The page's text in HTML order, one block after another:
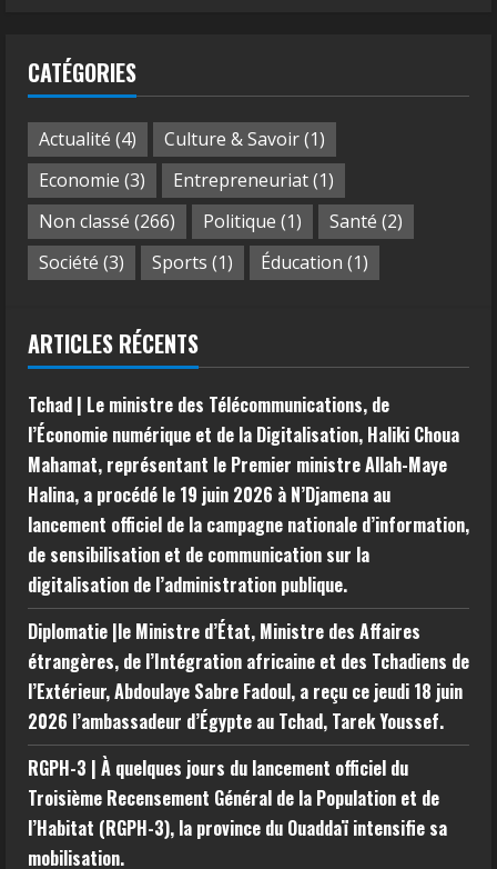
CATÉGORIES
Actualité (4) Culture & Savoir(1)
Economie (3) Entrepreneuriat(1)
Non classé (266) Politique (1) Santé (2)
Société (3) Sports (1) Éducation (1)
ARTICLES RÉCENTS
Tchad | Le ministre des Télécommunications, de
l’Économie numérique et de la Digitalisation, Haliki Choua
Mahamat, représentant le Premier ministre Allah-Maye
Halina, a procédé le 19 juin 2026 à N’Djamena au
lancement officiel de la campagne nationale d’information,
de sensibilisation et de communication sur la
digitalisation de l’administration publique.
Diplomatie |le Ministre d’État, Ministre des Affaires
étrangères, de l’Intégration africaine et des Tchadiens de
l’Extérieur, Abdoulaye Sabre Fadoul, a reçu ce jeudi 18 juin
2026 l’ambassadeur d’Égypte au Tchad, Tarek Youssef.
RGPH-3 | À quelques jours du lancement officiel du
Troisième Recensement Général de la Population et de
l’Habitat (RGPH-3), la province du Ouaddaï intensifie sa
mobilisation.